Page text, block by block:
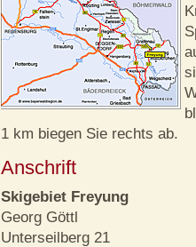
1 km biegen Sie rechts ab.
Anschrift
Skigebiet Freyung
Georg Göttl
Unterseilberg 21